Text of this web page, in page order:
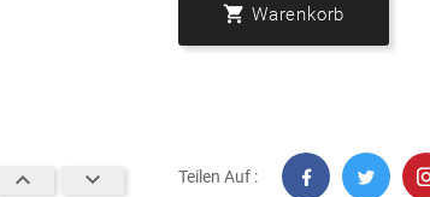
 
 Warenkorb
Teilen Auf :